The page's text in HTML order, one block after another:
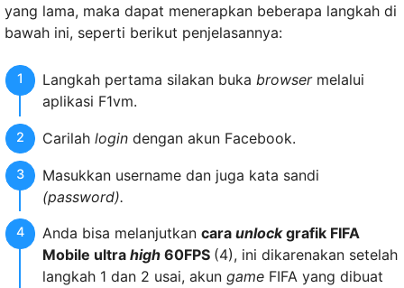
yang lama, maka dapat menerapkan beberapa langkah di
bawah ini, seperti berikut penjelasannya:
Langkah pertama silakan buka browsermelalui
aplikasi F1vm.
Carilah logindengan akun Facebook.
Masukkan username dan juga kata sandi
(password).
Anda bisa melanjutkan cara unlockgrafik FIFA
Mobile ultra high60FPS (4), ini dikarenakan setelah
langkah 1 dan 2 usai, akun gameFIFA yang dibuat